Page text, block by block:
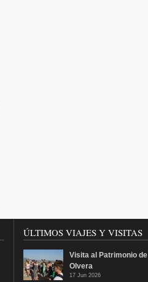
ÚLTIMOS VIAJES Y VISITAS
Visita al Patrimonio de
Olvera
17 Jun 2026